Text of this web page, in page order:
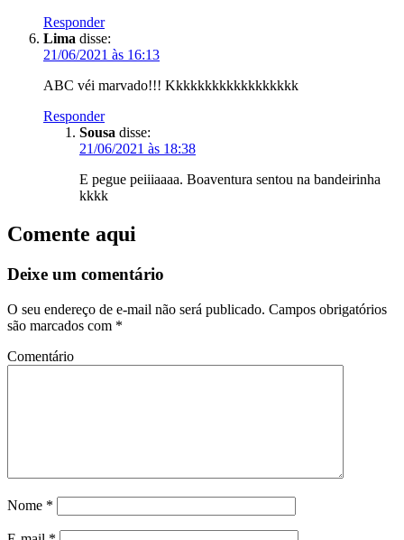
Responder
Lima disse:
21/06/2021 às 16:13
ABC véi marvado!!! Kkkkkkkkkkkkkkkkkk
Responder
Sousa disse:
21/06/2021 às 18:38
E pegue peiiiaaaa. Boaventura sentou na bandeirinha
kkkk
Comente aqui
Deixe um comentário
O seu endereço de e-mail não será publicado. Campos obrigatórios
são marcados com *
Comentário
Nome *